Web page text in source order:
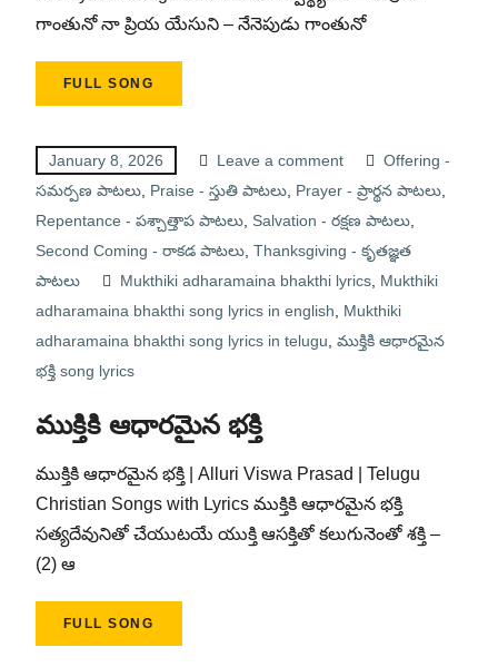
గాంతునో నా ప్రియ యేసుని – నేనెపుడు గాంతునో
FULL SONG
January 8, 2026 Leave a comment
Offering -
సమర్పణ పాటలు, Praise - స్తుతి పాటలు, Prayer - ప్రార్థన పాటలు,
Repentance - పశ్చాత్తాప పాటలు, Salvation - రక్షణ పాటలు,
Second Coming - రాకడ పాటలు, Thanksgiving - కృతజ్ఞత
పాటలు
Mukthiki adharamaina bhakthi lyrics, Mukthiki
adharamaina bhakthi song lyrics in english
Mukthiki
adharamaina bhakthi song lyrics in telugu ముక్తికి ఆధారమైన
భక్తి song lyrics
ముక్తికి ఆధారమైన భక్తి
ముక్తికి ఆధారమైన భక్తి | Alluri Viswa Prasad | Telugu
Christian Songs with Lyrics ముక్తికి ఆధారమైన భక్తి
సత్యదేవునితో చేయుటయే యుక్తి ఆసక్తితో కలుగునెంతో శక్తి –
(2) ఆ
FULL SONG